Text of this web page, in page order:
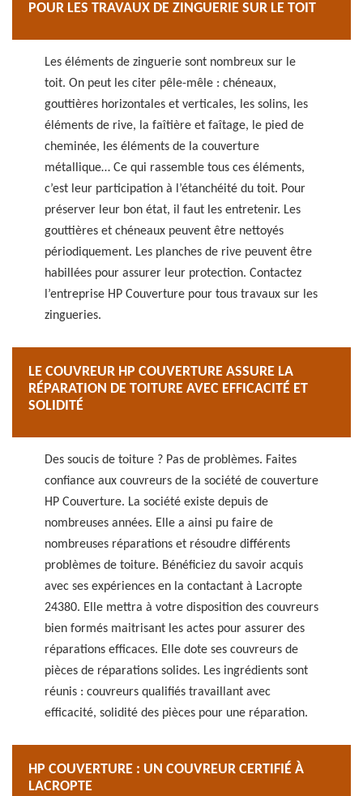
POUR LES TRAVAUX DE ZINGUERIE SUR LE TOIT
Les éléments de zinguerie sont nombreux sur le
toit. On peut les citer pêle-mêle : chéneaux,
gouttières horizontales et verticales, les solins, les
éléments de rive, la faîtière et faîtage, le pied de
cheminée, les éléments de la couverture
métallique… Ce qui rassemble tous ces éléments,
c’est leur participation à l’étanchéité du toit. Pour
préserver leur bon état, il faut les entretenir. Les
gouttières et chéneaux peuvent être nettoyés
périodiquement. Les planches de rive peuvent être
habillées pour assurer leur protection. Contactez
l’entreprise HP Couverture pour tous travaux sur les
zingueries.
LE COUVREUR HP COUVERTURE ASSURE LA
RÉPARATION DE TOITURE AVEC EFFICACITÉ ET
SOLIDITÉ
Des soucis de toiture ? Pas de problèmes. Faites
confiance aux couvreurs de la société de couverture
HP Couverture. La société existe depuis de
nombreuses années. Elle a ainsi pu faire de
nombreuses réparations et résoudre différents
problèmes de toiture. Bénéficiez du savoir acquis
avec ses expériences en la contactant à Lacropte
24380. Elle mettra à votre disposition des couvreurs
bien formés maitrisant les actes pour assurer des
réparations efficaces. Elle dote ses couvreurs de
pièces de réparations solides. Les ingrédients sont
réunis : couvreurs qualifiés travaillant avec
efficacité, solidité des pièces pour une réparation.
HP COUVERTURE : UN COUVREUR CERTIFIÉ À
LACROPTE